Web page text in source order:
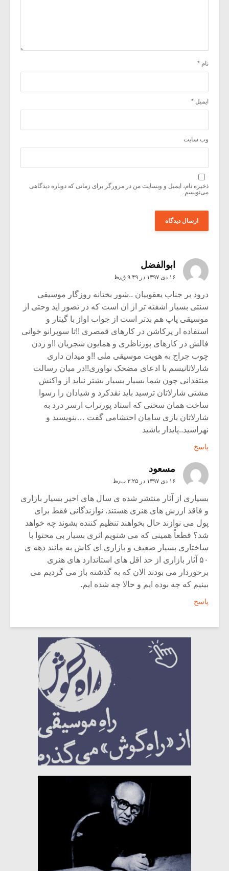
نام *
ایمیل *
وب‌ سایت
ذخیره نام، ایمیل و وبسایت من در مرورگر برای زمانی که دوباره دیدگاهی
می‌نویسم.
ابوالفضل
۱۶ دی ۱۳۹۷ در ۹:۴۹ ق٫ظ
درود بر جناب یعقوبیان ..شور بختانه روزگار موسیقی
سنتی بسیار اشفته تر از ان است که در تصور اید وحتی از
موسیقی پاپ هم بدتر است از جواب اواز با گیتار و
استفاده ار پرکاشن در کارهای قمصری !!تا سوپرانو خوانی
فالش در کارهای پورناظری و همایون شجریان !!و زدن
چوب جراج به هویت موسیقی ملی !!و میدان داری
شارلاتانیسم با ادعای مضحک نواوری!!در میان رسالت
منتقدانی چون شما بسیار بسیار بشتر نباید از واکنش
مشتی شارلاتان ترسید باید نقدکرد و شیادان را رسوا
ساخت همان سخنی که استاد پورتراب ارسر درد به
شارلاتان بازی سامان احتشامی گفت …بنویسید و
نهراسید..پایدار باشید
پاسخ
مسعود
۱۶ دی ۱۳۹۷ در ۳:۲۵ ب٫ظ
بسیاری از آثار منتشر شده ی سال های اخیر بسیار بازاری
و فاقد ارزش های هنری هستند. نوازندگانی فقط برای
پول می نوازند حال بخواهند تنظیم کننده بشوند چه خواهد
شد؟ قطعاً همینی که می شنویم اثری بسیار بی محتوا با
ساختاری بسیار ضعیف و بازاری ای کاش به مانند دهه ی
۵۰ آثار بازاری از حد اقل های استاندارد های هنری
برخوردار می بودند الان که به گذشته باز می گردیم می
بینیم که چه بوده ایم و حالا چه شده ایم.
پاسخ